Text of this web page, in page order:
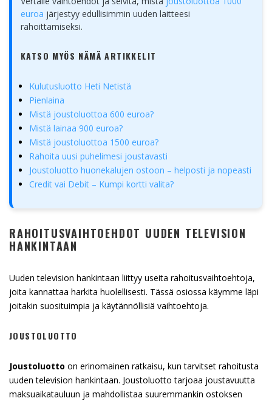
euroa järjestyy edullisimmin uuden laitteesi
rahoittamiseksi.
KATSO MYÖS NÄMÄ ARTIKKELIT
Kulutusluotto Heti Netistä
Pienlaina
Mistä joustoluottoa 600 euroa?
Mistä lainaa 900 euroa?
Mistä joustoluottoa 1500 euroa?
Rahoita uusi puhelimesi joustavasti
Joustoluotto huonekalujen ostoon – helposti ja nopeasti
Credit vai Debit – Kumpi kortti valita?
RAHOITUSVAIHTOEHDOT UUDEN TELEVISION
HANKINTAAN
Uuden television hankintaan liittyy useita rahoitusvaihtoehtoja,
joita kannattaa harkita huolellisesti. Tässä osiossa käymme läpi
joitakin suosituimpia ja käytännöllisiä vaihtoehtoja.
JOUSTOLUOTTO
Joustoluotto on erinomainen ratkaisu, kun tarvitset rahoitusta
uuden television hankintaan. Joustoluotto tarjoaa joustavuutta
maksuaikatauluun ja mahdollistaa suuremmankin ostoksen